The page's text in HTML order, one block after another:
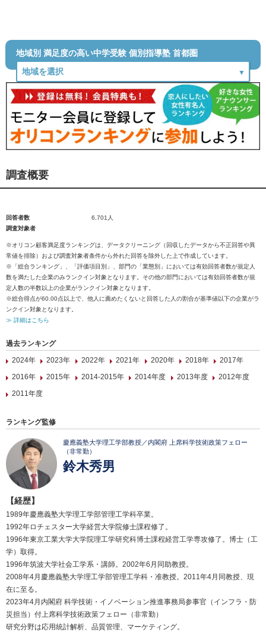
地域別 満足度の高い中学受験 個別指導塾 首都圏
調査概要
回答者数
6,701人
調査対象者
※オリコン顧客満足度ランキングは、データクリーニング（回収したデータから不正回答や異
常値を排除）および調査対象者条件から外れた回答を除外した上で作成しています。
※「総合ランキング」、「評価項目別」、部門の「業態別」においては有効回答者数が規定人
数を満たした企業のみランクイン対象となります。その他の部門においては有効回答者数が規
定人数の半数以上の企業がランクイン対象となります。
※総合得点が60.00点以上で、他人に薦めたくないと回答した人の割合が基準値以下の企業がラ
ンクイン対象となります。
≫ 詳細はこちら
過去ランキング
2024年
2023年 2022年 2021年 2020年 2018年
2017年
2016年
2015年 2014-2015年 2014年度 2013年度
2012年度
2011年度
ランキング監修
慶應義塾大学理工学部教授／内閣府 上席科学技術政策フェロー
（非常勤）
鈴木秀男
【経歴】
1989年慶應義塾大学理工学部管理工学科卒業。
1992年ロチェスター大学経営大学院修士課程修了。
1996年東京工業大学大学院理工学研究科博士課程経営工学専攻修了。博士（工
学）取得。
1996年筑波大学社会工学系・講師。2002年6月同助教授。
2008年4月慶應義塾大学理工学部管理工学科・准教授。2011年4月同教授、現
在に至る。
2023年4月内閣府 科学技術・イノベーション推進事務局参事官（インフラ・防
災担当）付上席科学技術政策フェロー（非常勤）
研究分野は応用統計解析、品質管理、マーケティング。